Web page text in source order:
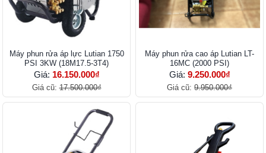
Máy phun rửa áp lực Lutian 1750
PSI 3KW (18M17.5-3T4)
Giá: 16.150.000₫
Giá cũ:17.500.000₫
Máy phun rửa cao áp Lutian LT-
16MC (2000 PSI)
Giá: 9.250.000₫
Giá cũ: 9.950.000₫